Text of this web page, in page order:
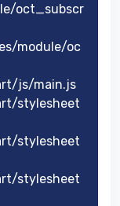
oct_subscr
module/oc
js/main.js
stylesheet
stylesheet
stylesheet